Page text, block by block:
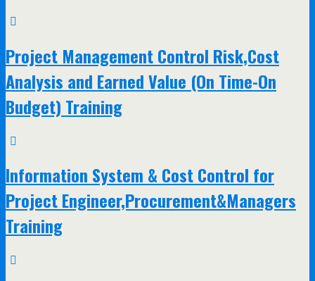
Project Management Control Risk,Cost
Analysis and Earned Value (On Time-On
Budget) Training
Information System & Cost Control for
Project Engineer,Procurement&Managers
Training